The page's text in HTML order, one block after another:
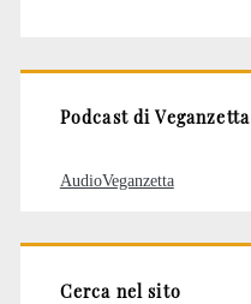
Podcast di Veganzetta
AudioVeganzetta
Cerca nel sito